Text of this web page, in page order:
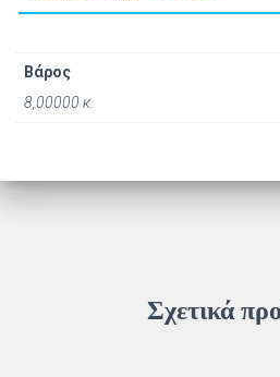
Βάρος
8,00000 κ.
Σχετικά